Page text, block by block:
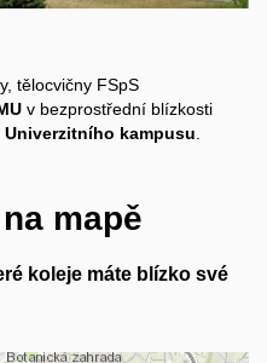
tělocvičny FSpS
v bezprostřední blízkosti
Univerzitního kampusu
mapě
koleje máte blízko své